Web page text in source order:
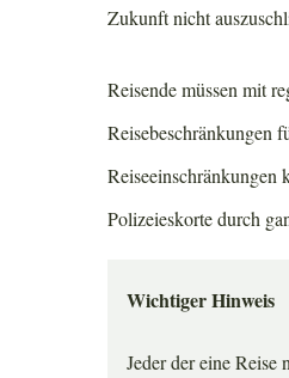
Zukunft nicht
Reisende müssen mit
Reisebeschränkungen
Reiseeinschränkungen
Polizeieskorte durch
Wichtiger Hinweis
Jeder der eine Reise